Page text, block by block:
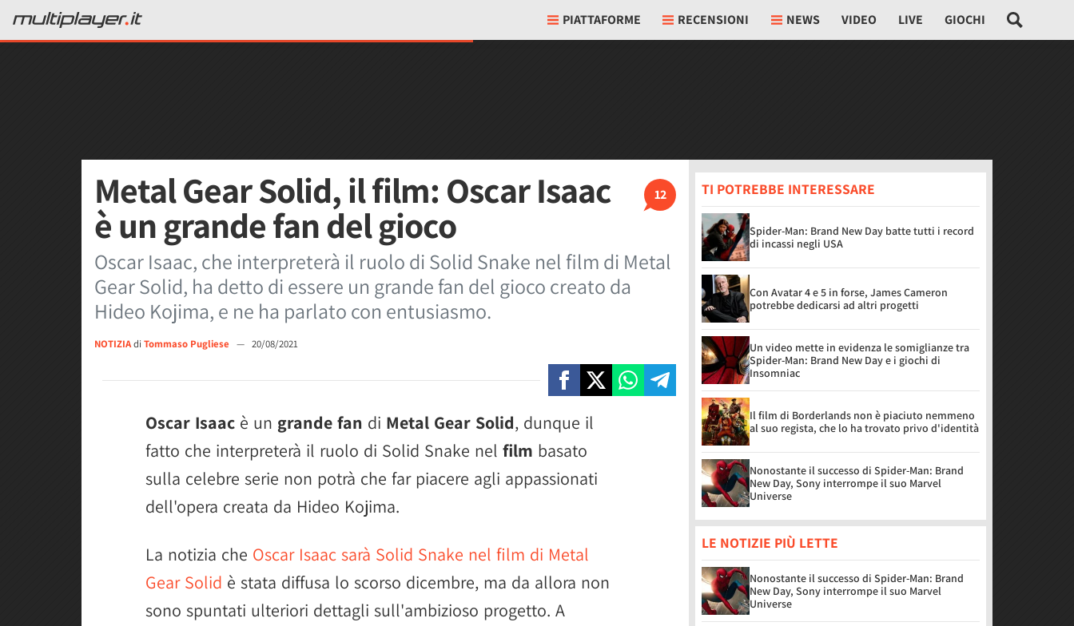
PIATTAFORME RECENSIONI NEWS VIDEO LIVE GIOCHI
12
Metal Gear Solid, il film: Oscar Isaac
è un grande fan del gioco
Oscar Isaac, che interpreterà il ruolo di Solid Snake nel film di Metal
Gear Solid, ha detto di essere un grande fan del gioco creato da
Hideo Kojima, e ne ha parlato con entusiasmo.
NOTIZIAdi Tommaso Pugliese — 20/08/2021
Oscar Isaac è un grande fan di Metal Gear Solid, dunque il
fatto che interpreterà il ruolo di Solid Snake nel film basato
sulla celebre serie non potrà che far piacere agli appassionati
dell'opera creata da Hideo Kojima.
La notizia che Oscar Isaac sarà Solid Snake nel film di Metal
Gear Solid è stata diffusa lo scorso dicembre, ma da allora non
sono spuntati ulteriori dettagli sull'ambizioso progetto. A
TI POTREBBE INTERESSARE
Spider-Man: Brand New Day batte tutti i record
di incassi negli USA
Con Avatar 4 e 5 in forse, James Cameron
potrebbe dedicarsi ad altri progetti
Un video mette in evidenza le somiglianze tra
Spider-Man: Brand New Day e i giochi di
Insomniac
Il film di Borderlands non è piaciuto nemmeno
al suo regista, che lo ha trovato privo d'identità
Nonostante il successo di Spider-Man: Brand
New Day, Sony interrompe il suo Marvel
Universe
LE NOTIZIE PIÙ LETTE
Nonostante il successo di Spider-Man: Brand
New Day, Sony interrompe il suo Marvel
Universe